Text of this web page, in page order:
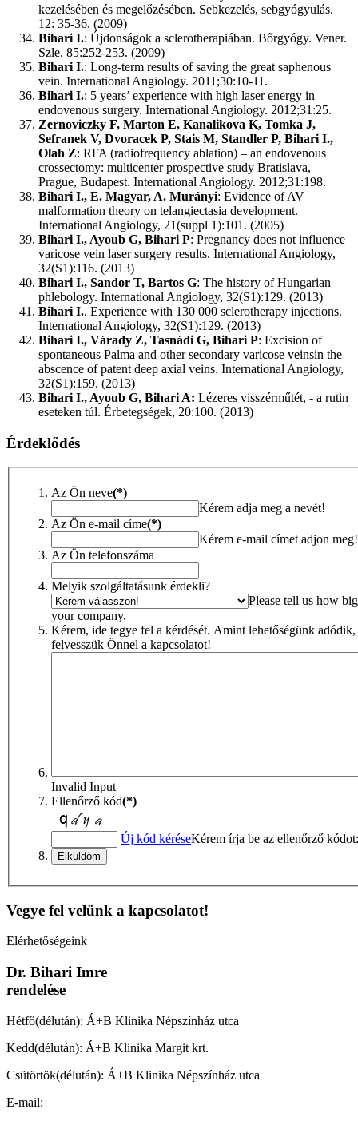
kezelésében és megelőzésében. Sebkezelés, sebgyógyulás.
12: 35-36. (2009)
Bihari I.: Újdonságok a sclerotherapiában. Bőrgyógy. Vener.
Szle. 85:252-253. (2009)
Bihari I.: Long-term results of saving the great saphenous
vein. International Angiology. 2011;30:10-11.
Bihari I.: 5 years’ experience with high laser energy in
endovenous surgery. International Angiology. 2012;31:25.
Zernoviczky F, Marton E, Kanalikova K, Tomka J,
Sefranek V, Dvoracek P, Stais M, Standler P, Bihari I.,
Olah Z: RFA (radiofrequency ablation) – an endovenous
crossectomy: multicenter prospective study Bratislava,
Prague, Budapest. International Angiology. 2012;31:198.
Bihari I., E. Magyar, A. Murányi: Evidence of AV
malformation theory on telangiectasia development.
International Angiology, 21(suppl 1):101. (2005)
Bihari I., Ayoub G, Bihari P: Pregnancy does not influence
varicose vein laser surgery results. International Angiology,
32(S1):116. (2013)
Bihari I., Sandor T, Bartos G: The history of Hungarian
phlebology. International Angiology, 32(S1):129. (2013)
Bihari I.. Experience with 130 000 sclerotherapy injections.
International Angiology, 32(S1):129. (2013)
Bihari I., Várady Z, Tasnádi G, Bihari P: Excision of
spontaneous Palma and other secondary varicose veinsin the
abscence of patent deep axial veins. International Angiology,
32(S1):159. (2013)
Bihari I., Ayoub G, Bihari A: Lézeres visszérműtét, - a rutin
eseteken túl. Érbetegségek, 20:100. (2013)
Érdeklődés
Az Ön neve(*)
Kérem adja meg a nevét!
Az Ön e-mail címe(*)
Kérem e-mail címet adjon meg!
Az Ön telefonszáma
Melyik szolgáltatásunk érdekli?
Please tell us how
your company.
Kérem, ide tegye fel a kérdését. Amint lehetőségünk adódik,
felvesszük Önnel a kapcsolatot!
Invalid Input
Ellenőrző kód(*)
Új kód kéréseKérem írja be az ellenőrző kódot:
Vegye fel velünk a kapcsolatot!
Elérhetőségeink
Dr. Bihari Imre
rendelése
Hétfő(délután): Á+B Klinika Népszínház utca
Kedd(délután): Á+B Klinika Margit krt.
Csütörtök(délután): Á+B Klinika Népszínház utca
E-mail: